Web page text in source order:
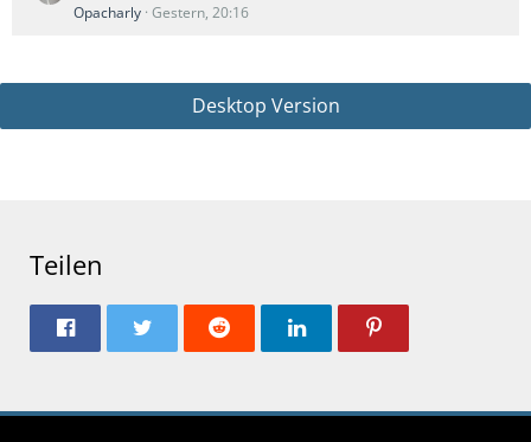
Opacharly Gestern, 20:16
Desktop Version
Teilen